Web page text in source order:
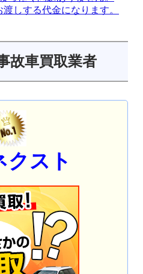
しする代金になります。
故車買取業者
クスト